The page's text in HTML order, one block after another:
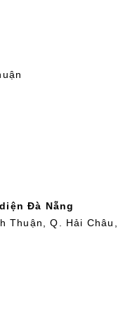
Đà Nẵng
Thuận, Q. Hải Châu,